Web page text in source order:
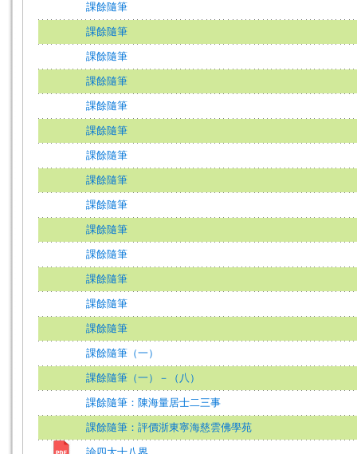
課餘隨筆
課餘隨筆
課餘隨筆
課餘隨筆
課餘隨筆
課餘隨筆
課餘隨筆
課餘隨筆
課餘隨筆
課餘隨筆
課餘隨筆
課餘隨筆
課餘隨筆
課餘隨筆
課餘隨筆（一）
課餘隨筆（一）－（八）
課餘隨筆：陳海量居士二三事
課餘隨筆：評價浙東寧海慈雲佛學苑